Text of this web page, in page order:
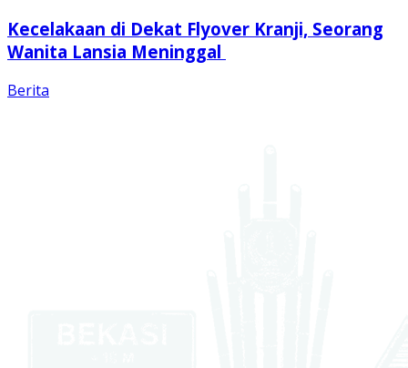
Kecelakaan di Dekat Flyover Kranji, Seorang
Wanita Lansia Meninggal
Berita